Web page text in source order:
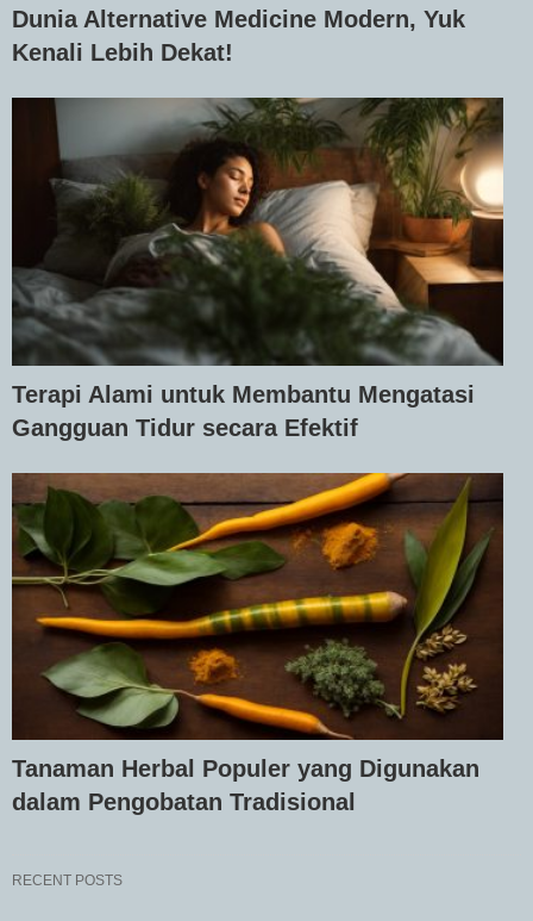
Dunia Alternative Medicine Modern, Yuk
Kenali Lebih Dekat!
Terapi Alami untuk Membantu Mengatasi
Gangguan Tidur secara Efektif
Tanaman Herbal Populer yang Digunakan
dalam Pengobatan Tradisional
RECENT POSTS